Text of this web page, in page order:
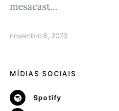
mesacast…
novembro 8, 2023
MÍDIAS SOCIAIS
Spotify